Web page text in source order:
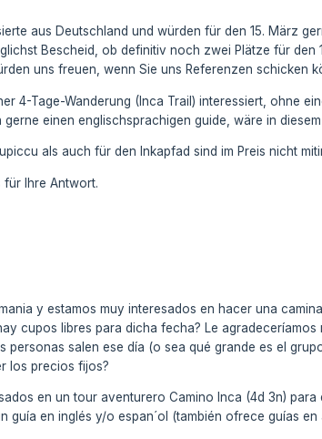
aus Deutschland und würden für den 15. März
Bescheid, ob definitiv noch zwei Plätze für
uns freuen, wenn Sie uns Referenzen schicken
4-Tage-Wanderung (Inca Trail) interessiert, ohne
einen englischsprachigen guide, wäre in
als auch für den Inkapfad sind im Preis nicht
für Ihre Antwort.
y estamos muy interesados en hacer una
cupos libres para dicha fecha? Le
personas salen ese día (o sea qué grande es el
los precios fijos?
en un tour aventurero Camino Inca (4d 3n)
guía en inglés y/o espan´ol (también ofrece guías